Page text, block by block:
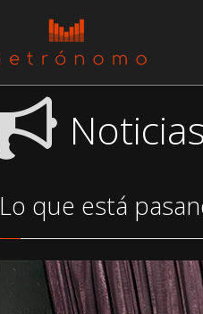
Noticias
Lo que está